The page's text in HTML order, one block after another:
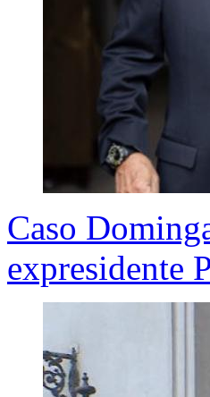
Caso
expresidente